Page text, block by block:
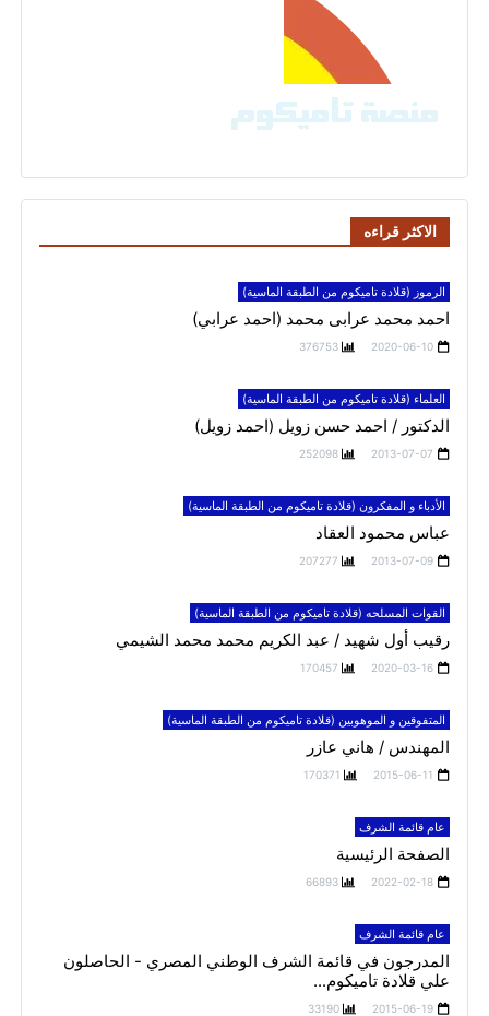
الاكثر قراءه
الرموز (قلادة تاميكوم من الطبقة الماسية)
احمد محمد عرابى محمد (احمد عرابي)
2020-06-10
376753
العلماء (قلادة تاميكوم من الطبقة الماسية)
الدكتور / احمد حسن زويل (احمد زويل)
2013-07-07
252098
الأدباء و المفكرون (قلادة تاميكوم من الطبقة الماسية)
عباس محمود العقاد
2013-07-09
207277
القوات المسلحه (قلادة تاميكوم من الطبقة الماسية)
رقيب أول شهيد / عبد الكريم محمد محمد الشيمي
2020-03-16
170457
المتفوقين و الموهوبين (قلادة تاميكوم من الطبقة الماسية)
المهندس / هاني عازر
2015-06-11
170371
عام قائمة الشرف
الصفحة الرئيسية
2022-02-18
66893
عام قائمة الشرف
المدرجون في قائمة الشرف الوطني المصري - الحاصلون
علي قلادة تاميكوم...
2015-06-19
33190